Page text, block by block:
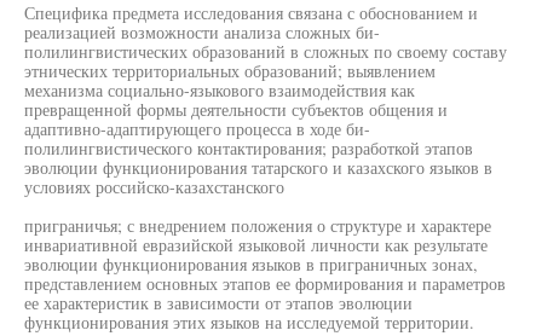
Специфика предмета исследования связана с обоснованием и
реализацией возможности анализа сложных би-
полилингвистических образований в сложных по своему составу
этнических территориальных образований; выявлением
механизма социально-языкового взаимодействия как
превращенной формы деятельности субъектов общения и
адаптивно-адаптирующего процесса в ходе би-
полилингвистического контактирования; разработкой этапов
эволюции функционирования татарского и казахского языков в
условиях российско-казахстанского
приграничья; с внедрением положения о структуре и характере
инвариативной евразийской языковой личности как результате
эволюции функционирования языков в приграничных зонах,
представлением основных этапов ее формирования и параметров
ее характеристик в зависимости от этапов эволюции
функционирования этих языков на исследуемой территории.